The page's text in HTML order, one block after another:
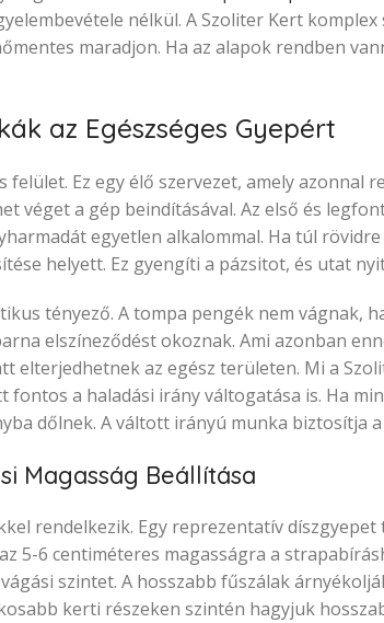
nélkül. A Szoliter Kert
maradjon. Ha az alapok rendben
az Egészséges Gyepért
felület. Ez egy élő szervezet, amely azonnal
véget a gép beindításával. Az első és
egyetlen alkalommal. Ha túl
helyett. Ez gyengíti a pázsitot, és utat
tényező. A tompa pengék nem vágnak,
elszíneződést okoznak. Ami azonban
elterjedhetnek az egész területen. Mi a
fontos a haladási irány váltogatása is. Ha
dőlnek. A váltott irányú munka biztosítja
Magasság Beállítása
rendelkezik. Egy reprezentatív
5-6 centiméteres magasságra a
szintet. A hosszabb fűszálak
kerti részeken szintén hagyjuk